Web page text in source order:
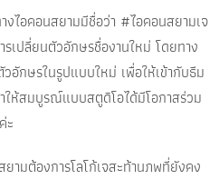
อนสยามมีชื่อว่า #ไอคอนสยามเจ
ปลี่ยนตัวอักษรชื่องานใหม่ โดยทาง
อักษรในรูปแบบใหม่ เพื่อให้เข้ากับธีม
ให้สมบูรณ์แบบสตูดิโอได้มีโอกาสร่วม
ะ
องการโลโก้เจสะท้านภพที่ยังคง